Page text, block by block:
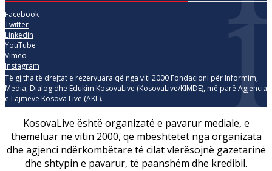
Facebook
Twitter
Linkedin
YouTube
Vimeo
Instagram
Të gjitha të drejtat e rezervuara që nga viti 2000 Fondacioni për Informim,
Media, Dialog dhe Edukim KosovaLive (KosovaLive/KIMDE), më parë Agjencia
e Lajmeve Kosova Live (AKL).
KosovaLive është organizatë e pavarur mediale, e
themeluar në vitin 2000, që mbështetet nga organizata
dhe agjenci ndërkombëtare të cilat vlerësojnë gazetarinë
dhe shtypin e pavarur, të paanshëm dhe kredibil.